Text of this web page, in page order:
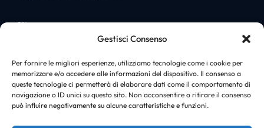
Gestisci Consenso
Per fornire le migliori esperienze, utilizziamo tecnologie come i cookie per
memorizzare e/o accedere alle informazioni del dispositivo. Il consenso a
queste tecnologie ci permetterà di elaborare dati come il comportamento di
navigazione o ID unici su questo sito. Non acconsentire o ritirare il consenso
può influire negativamente su alcune caratteristiche e funzioni.
Sitemap
Chi siamo
I love PromiGroup
Certificazioni
Soluzioni